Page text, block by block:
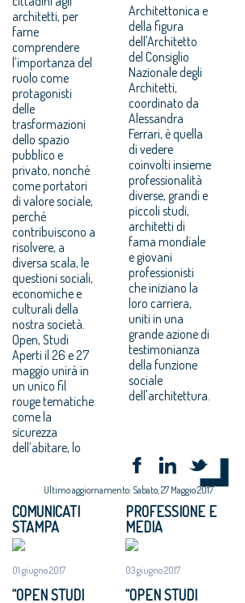
architetti, per
farne
comprendere
l’importanza del
ruolo come
protagonisti
delle
trasformazioni
dello spazio
pubblico e
privato, nonché
come portatori
di valore sociale,
perché
contribuiscono a
risolvere, a
diversa scala, le
questioni sociali,
economiche e
culturali della
nostra società.
Open, Studi
Aperti il 26 e 27
maggio unirà in
un unico fil
rouge tematiche
come la
sicurezza
dell’abitare, lo
Architettonica e
della figura
dell'Architetto
del Consiglio
Nazionale degli
Architetti,
coordinato da
Alessandra
Ferrari, è quella
di vedere
coinvolti insieme
professionalità
diverse, grandi e
piccoli studi,
architetti di
fama mondiale
e giovani
professionisti
che iniziano la
loro carriera,
uniti in una
grande azione di
testimonianza
della funzione
sociale
dell'architettura.
Ultimo aggiornamento: Sabato, 27 Maggio 2017
COMUNICATI
STAMPA
01 giugno 2017
“OPEN STUDI
PROFESSIONE E
MEDIA
03 giugno 2017
“OPEN STUDI